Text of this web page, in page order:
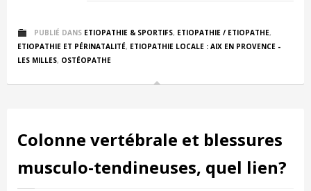
PUBLIÉ DANS ETIOPATHIE & SPORTIFS, ETIOPATHIE / ETIOPATHE,
ETIOPATHIE ET PÉRINATALITÉ, ETIOPATHIE LOCALE : AIX EN PROVENCE -
LES MILLES, OSTÉOPATHE
Colonne vertébrale et blessures
musculo-tendineuses, quel lien?